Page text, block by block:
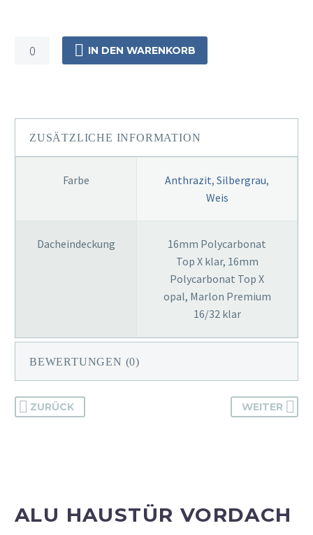
x
100cm
IN DEN WARENKORB
ZUSÄTZLICHE INFORMATION
Farbe Anthrazit, Silbergrau,
Weis
Dacheindeckung
16mm Polycarbonat
Top X klar, 16mm
Polycarbonat Top X
opal, Marlon Premium
16/32 klar
BEWERTUNGEN (0)
ZURÜCK WEITER
ALU HAUSTÜR VORDACH